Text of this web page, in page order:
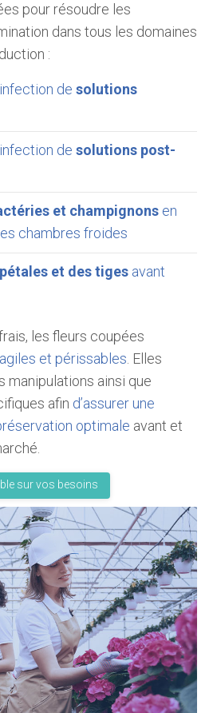
pour résoudre les
dans tous les domaines
:
de solutions
de solutions post-
et champignons en
chambres froides
pétales et des tiges avant
les fleurs coupées
et périssables . Elles
manipulations ainsi que
afin d’assurer une
optimale avant et
sur vos besoins